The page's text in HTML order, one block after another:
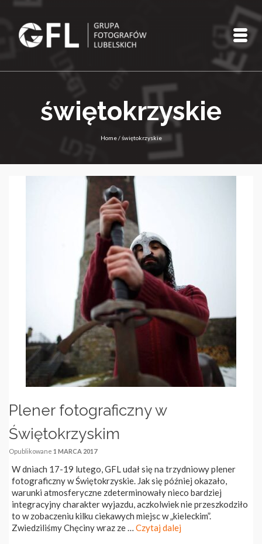
świętokrzyskie
Home / świętokrzyskie
Plener fotograficzny w
Świętokrzyskim
Opublikowane 1 MARCA 2017
W dniach 17-19 lutego, GFL udał się na trzydniowy plener
fotograficzny w Świętokrzyskie. Jak się później okazało,
warunki atmosferyczne zdeterminowały nieco bardziej
integracyjny charakter wyjazdu, aczkolwiek nie przeszkodziło
to w zobaczeniu kilku ciekawych miejsc w „kieleckim”.
Zwiedziliśmy Chęciny wraz ze … Czytaj dalej